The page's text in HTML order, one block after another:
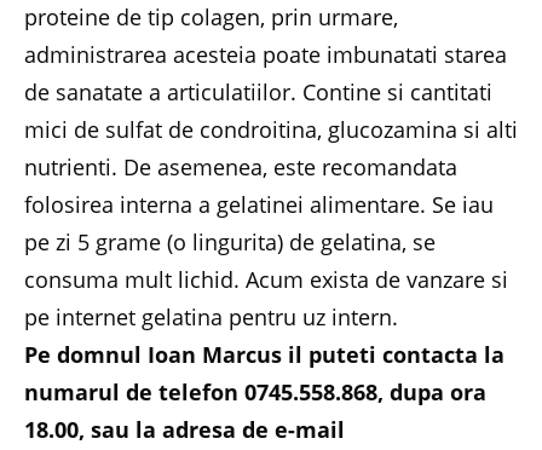
proteine de tip colagen, prin urmare,
administrarea acesteia poate imbunatati starea
de sanatate a articulatiilor. Contine si cantitati
mici de sulfat de condroitina, glucozamina si alti
nutrienti. De asemenea, este recomandata
folosirea interna a gelatinei alimentare. Se iau
pe zi 5 grame (o lingurita) de gelatina, se
consuma mult lichid. Acum exista de vanzare si
pe internet gelatina pentru uz intern.
Pe domnul Ioan Marcus il puteti contacta la
numarul de telefon 0745.558.868, dupa ora
18.00, sau la adresa de e-mail